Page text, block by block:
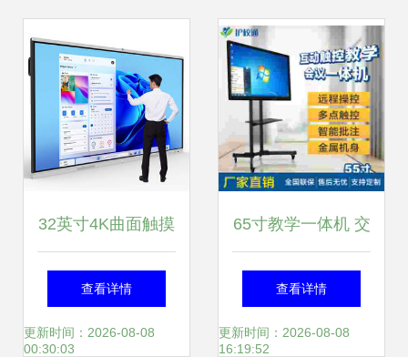
32英寸4K曲面触摸
屏 交互式白板供应
商的创新解决方案
查看详情
更新时间：2026-08-08
00:30:03
65寸教学一体机 交
互式电子白板与智
能软件的高效融合
查看详情
更新时间：2026-08-08
16:19:52